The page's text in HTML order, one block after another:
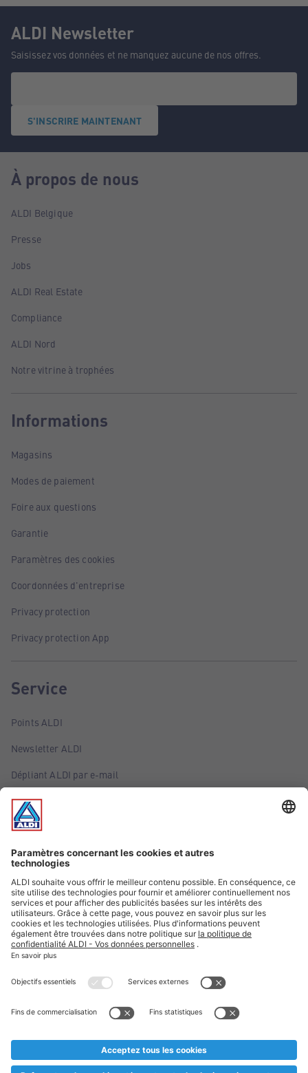
ALDI Newsletter
Saisissez vos données et ne manquez aucune de nos offres.
S'INSCRIRE MAINTENANT
À propos de nous
ALDI Belgique
Presse
Jobs
ALDI Real Estate
Compliance
ALDI Nord
Notre vitrine à trophées
Informations
Magasins
Modes de paiement
Foire aux questions
Garantie
Paramètres des cookies
Coordonnées d'entreprise
Privacy protection
Privacy protection App
Service
Points ALDI
Newsletter ALDI
Dépliant ALDI par e-mail
Offres
Infos essentielles
Suivez ALDI Belgique
Textes marqués d'un astérisque et mentions légales
* Nous vendons ces articles temporairement et jusqu'à
au cas où, malgré le planning bien étudié, nous serions
prématurément en rupture de stock. Prix Recupel et TVA incl.
** Sur ce site, l’utilisation de la forme masculine a été adoptée